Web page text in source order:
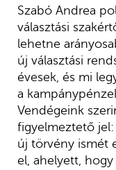
Szabó Andrea
választási
lehetne
új választási
évesek, és mi
a
Vendégeink
figyelmeztető
új törvény ismét
el, ahelyett,